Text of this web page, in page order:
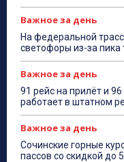
Важное за день
На федеральной
светофоры из-за пика
Важное за день
91 рейс на прилёт и
работает в штатном
Важное за день
Сочинские горные
пассов со скидкой до